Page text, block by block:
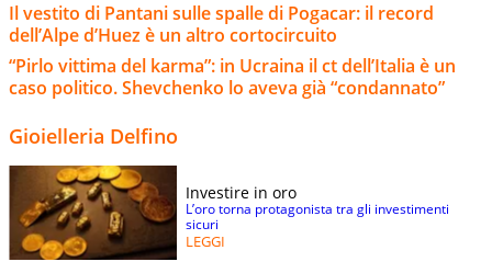
Il vestito di Pantani sulle spalle di Pogacar: il record
dell’Alpe d’Huez è un altro cortocircuito
“Pirlo vittima del karma”: in Ucraina il ct dell’Italia è un
caso politico. Shevchenko lo aveva già “condannato”
Gioielleria Delfino
Investire in oro
L’oro torna protagonista tra gli investimenti
sicuri
LEGGI